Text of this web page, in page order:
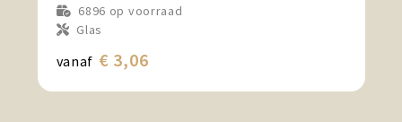
6896 op voorraad
Glas
vanaf € 3,06